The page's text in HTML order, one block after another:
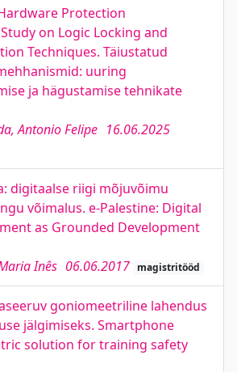
Protection
on Logic Locking and
Techniques. Täiustatud
uuring
ja hägustamise tehnikate
Antonio Felipe 16.06.2025
digitaalse riigi mõjuvõimu
võimalus. e-Palestine: Digital
as Grounded Development
Inês 06.06.2017 magistritööd
goniomeetriline lahendus
jälgimiseks. Smartphone
solution for training safety